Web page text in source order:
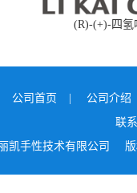
(R)-(+)-四氢
公司首页
公司介绍
联
凯手性技术有限公司